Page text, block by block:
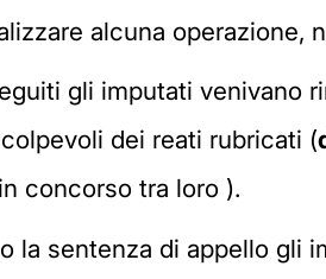
alcuna
gli imputati venivano
dei reati rubricati (
concorso tra loro ).
la sentenza di appello